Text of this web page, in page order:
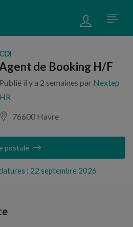
CDI
de Booking H/F
Publié il y a 2 semaines par Nextep
HR
76600 Havre
: 22 septembre 2026
postule